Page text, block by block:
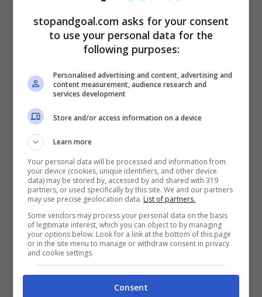
Roma?“Le partite all’Olimpico contro la
Roma o contro le grandi squadre in
generale non hanno quasi mai un
andamento lineare, è caratterizzata da
diversi momenti e noi dobbiamo essere
bravi a leggere i diversi momenti e reagire
nel modo più adeguato possibile a livello
stopandgoal.com asks for your consent
to use your personal data for the
following purposes:
Personalised advertising and content, advertising and
content measurement, audience research and
services development
Store and/or access information on a device
Learn more
Your personal data will be processed and information from
your device (cookies, unique identifiers, and other device
data) may be stored by, accessed by and shared with 319
partners, or used specifically by this site. We and our partners
may use precise geolocation data. List of partners.
Some vendors may process your personal data on the basis
of legitimate interest, which you can object to by managing
your options below. Look for a link at the bottom of this page
or in the site menu to manage or withdraw consent in privacy
and cookie settings.
Consent